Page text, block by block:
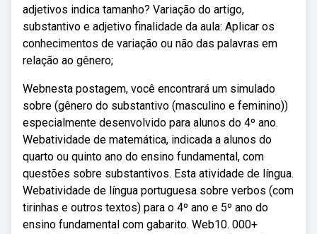
adjetivos indica tamanho? Variação do artigo,
substantivo e adjetivo finalidade da aula: Aplicar os
conhecimentos de variação ou não das palavras em
relação ao gênero;
Webnesta postagem, você encontrará um simulado
sobre (gênero do substantivo (masculino e feminino))
especialmente desenvolvido para alunos do 4º ano.
Webatividade de matemática, indicada a alunos do
quarto ou quinto ano do ensino fundamental, com
questões sobre substantivos. Esta atividade de língua.
Webatividade de língua portuguesa sobre verbos (com
tirinhas e outros textos) para o 4º ano e 5º ano do
ensino fundamental com gabarito. Web10. 000+